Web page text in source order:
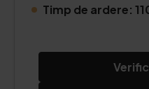
Timp de ardere: